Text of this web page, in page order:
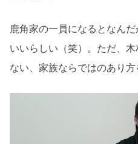
鹿角家の一員になるとなん
いいらしい（笑）。ただ、
ない、家族ならではのあり方